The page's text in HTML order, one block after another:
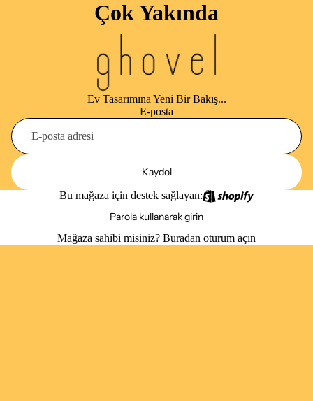
Çok Yakında
Ev Tasarımına Yeni Bir Bakış...
E-posta
Kaydol
Bu mağaza için destek sağlayan:
Parola kullanarak girin
Mağaza sahibi misiniz? Buradan oturum açın